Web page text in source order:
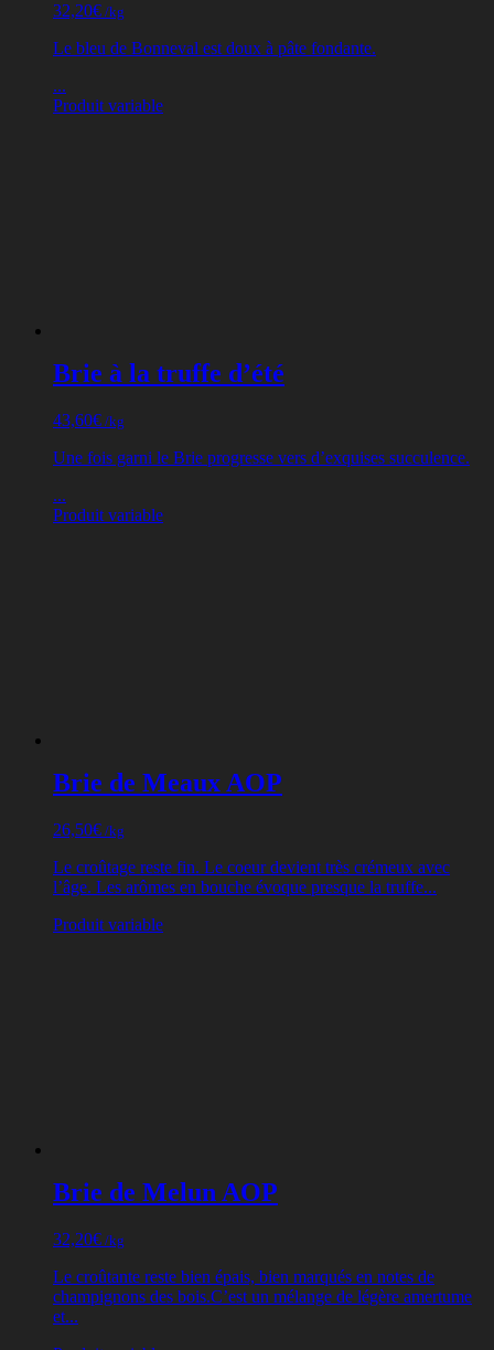
32,20€ /kg
Le bleu de Bonneval est doux à pâte fondante.
...
Produit variable
Brie à la truffe d’été
43,60€ /kg
Une fois garni le Brie progresse vers d’exquises succulence.
...
Produit variable
Brie de Meaux AOP
26,50€ /kg
Le croûtage reste fin. Le coeur devient très crémeux avec
l’âge. Les arômes en bouche évoque presque la truffe...
Produit variable
Brie de Melun AOP
32,20€ /kg
Le croûtante reste bien épais, bien marqués en notes de
champignons des bois.C’est un mélange de légère amertume
et...